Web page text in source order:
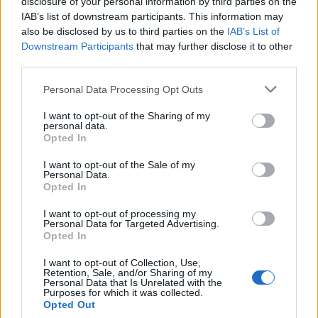
IAB’s list of downstream participants. This information may
also be disclosed by us to third parties on the IAB’s List of
Downstream Participants that may further disclose it to other
Personal Data Processing Opt Outs
I want to opt-out of the Sharing of my
personal data.
Opted In
I want to opt-out of the Sale of my
Personal Data.
Opted In
I want to opt-out of processing my
Personal Data for Targeted Advertising.
Opted In
I want to opt-out of Collection, Use,
Retention, Sale, and/or Sharing of my
Personal Data that Is Unrelated with the
Purposes for which it was collected.
Opted Out
Motorvärmare?
Senaste inlägget av BilFixare torsdag 14:37 i El- och hybridbilar
Senaste projektinläggen
to basic. + garagefix.
Volkswagen Golf MK4 v6 4motion OEM++
med JDM inspiration.
Senaste inlägget av Stol3n_Identity Igår 10:06 Projekt
Manta b som ska räddas (kaross eller
Senaste inlägget avTyfors torsdag 23:25i Projekt
Huggern goes big block with 427 ZL-1!
Senaste inlägget av hugger69 torsdag 23:01
Camaro som bruksbil?! 57 svar
Senaste inlägget av